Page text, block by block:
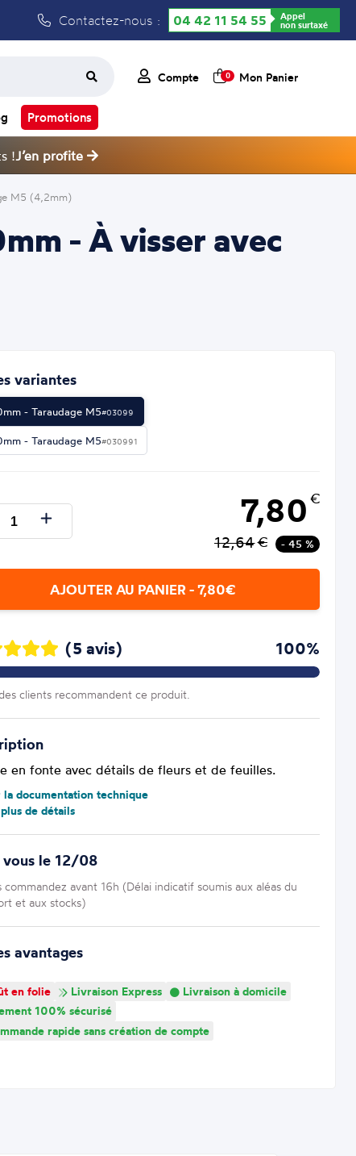
Contactez-nous : 04 42 11 54 55 Appel
non surtaxé
Compte 0 Mon Panier
Promotions
!J’en profite
M5 (4,2mm)
- À visser avec
variantes
- Taraudage M5#03099
- Taraudage M5#030991
7,80 €
12,64€ - 45 %
AJOUTER AU PANIER - 7,80€
(5 avis) 100%
clients recommandent ce produit.
en fonte avec détails de fleurs et de feuilles.
la documentation technique
de détails
vous le 12/08
commandez avant 16h (Délai indicatif soumis aux aléas du
et aux stocks)
avantages
en folie Livraison Express
Livraison à domicile
100% sécurisé
rapide sans création de compte